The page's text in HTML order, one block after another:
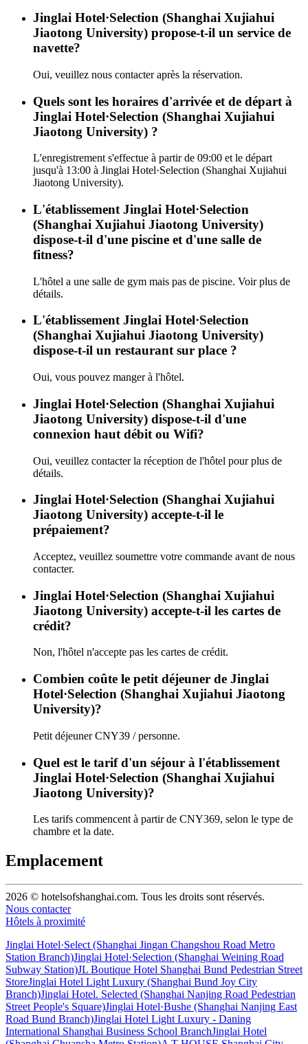
Jinglai Hotel·Selection (Shanghai Xujiahui
Jiaotong University) propose-t-il un service de
navette?
Oui, veuillez nous contacter après la réservation.
Quels sont les horaires d'arrivée et de départ à
Jinglai Hotel·Selection (Shanghai Xujiahui
Jiaotong University) ?
L'enregistrement s'effectue à partir de 09:00 et le départ
jusqu'à 13:00 à Jinglai Hotel·Selection (Shanghai Xujiahui
Jiaotong University).
L'établissement Jinglai Hotel·Selection
(Shanghai Xujiahui Jiaotong University)
dispose-t-il d'une piscine et d'une salle de
fitness?
L'hôtel a une salle de gym mais pas de piscine. Voir plus de
détails.
L'établissement Jinglai Hotel·Selection
(Shanghai Xujiahui Jiaotong University)
dispose-t-il un restaurant sur place ?
Oui, vous pouvez manger à l'hôtel.
Jinglai Hotel·Selection (Shanghai Xujiahui
Jiaotong University) dispose-t-il d'une
connexion haut débit ou Wifi?
Oui, veuillez contacter la réception de l'hôtel pour plus de
détails.
Jinglai Hotel·Selection (Shanghai Xujiahui
Jiaotong University) accepte-t-il le
prépaiement?
Acceptez, veuillez soumettre votre commande avant de nous
contacter.
Jinglai Hotel·Selection (Shanghai Xujiahui
Jiaotong University) accepte-t-il les cartes de
crédit?
Non, l'hôtel n'accepte pas les cartes de crédit.
Combien coûte le petit déjeuner de Jinglai
Hotel·Selection (Shanghai Xujiahui Jiaotong
University)?
Petit déjeuner CNY39 / personne.
Quel est le tarif d'un séjour à l'établissement
Jinglai Hotel·Selection (Shanghai Xujiahui
Jiaotong University)?
Les tarifs commencent à partir de CNY369, selon le type de
chambre et la date.
Emplacement
2026 © hotelsofshanghai.com. Tous les droits sont réservés.
Nous contacter
Hôtels à proximité
Jinglai Hotel·Select (Shanghai Jingan Changshou Road Metro
Station Branch)Jinglai Hotel·Selection (Shanghai Weining Road
Subway Station)JL Boutique Hotel Shanghai Bund Pedestrian Street
StoreJinglai Hotel Light Luxury (Shanghai Bund Joy City
Branch)Jinglai Hotel. Selected (Shanghai Nanjing Road Pedestrian
Street People's Square)Jinglai Hotel·Bushe (Shanghai Nanjing East
Road Bund Branch)Jinglai Hotel Light Luxury - Daning
International Shanghai Business School BranchJinglai Hotel